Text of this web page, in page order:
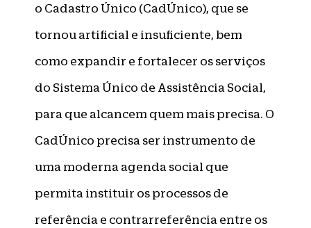
o Cadastro Único (CadÚnico), que se
tornou artificial e insuficiente, bem
como expandir e fortalecer os serviços
do Sistema Único de Assistência Social,
para que alcancem quem mais precisa. O
CadÚnico precisa ser instrumento de
uma moderna agenda social que
permita instituir os processos de
referência e contrarreferência entre os